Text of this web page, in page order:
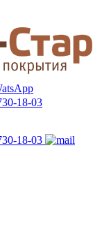
18-03
18-03